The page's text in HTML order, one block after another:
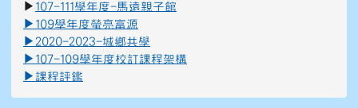
▶ 107-111學年度-馬遠親子館
▶ 109學年度螢亮富源
▶ 2020-2023-城鄉共學
▶ 107-109學年度校訂課程架構
▶ 課程評鑑